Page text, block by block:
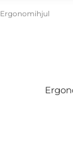
Ergonomihjul